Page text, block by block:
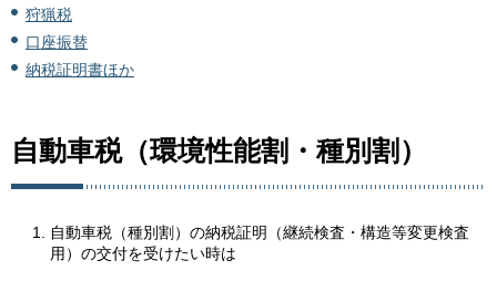
狩猟税
口座振替
納税証明書ほか
自動車税（環境性能割・種別割）
自動車税（種別割）の納税証明（継続検査・構造等変更検査
用）の交付を受けたい時は